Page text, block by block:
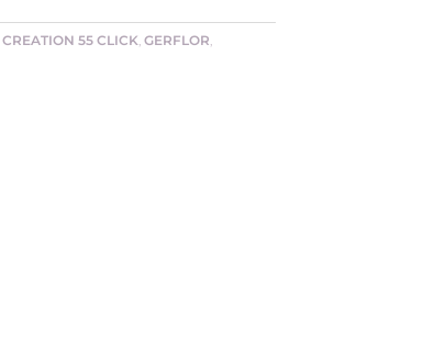
CREATION 55 CLICK GERFLOR